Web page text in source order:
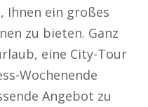
Ihnen ein großes
zu bieten. Ganz
eine City-Tour
Wochenende
Angebot zu